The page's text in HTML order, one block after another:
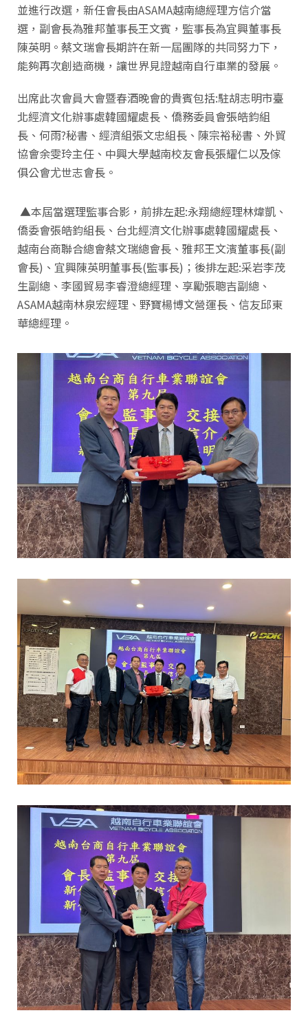
並進行改選，新任會長由ASAMA越南總經理方信介當
選，副會長為雅邦董事長王文賓，監事長為宜興董事長
陳英明。蔡文瑞會長期許在新一屆團隊的共同努力下，
能夠再次創造商機，讓世界見證越南自行車業的發展。
出席此次會員大會暨春酒晚會的貴賓包括:駐胡志明市臺
北經濟文化辦事處韓國耀處長、僑務委員會張皓鈞組
長、何雨?秘書、經濟組張文忠組長、陳宗裕秘書、外貿
協會余雯玲主任、中興大學越南校友會長張耀仁以及傢
俱公會尤世志會長。
▲本屆當選理監事合影，前排左起:永翔總經理林煒凱、
僑委會張皓鈞組長、台北經濟文化辦事處韓國耀處長、
越南台商聯合總會蔡文瑞總會長、雅邦王文濱董事長(副
會長)、宜興陳英明董事長(監事長)；後排左起:采岩李茂
生副總、李國貿易李睿澄總經理、享勵張聰吉副總、
ASAMA越南林泉宏經理、野寶楊博文營運長、信友邱東
華總經理。